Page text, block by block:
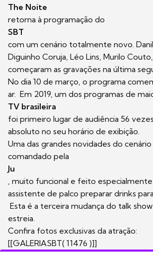
The Noite
retorna à programação do
SBT
com um cenário totalmente novo.
Diguinho Coruja, Léo Lins, Murilo
começaram as gravações na última
No dia 10 de março, o programa
ar. Em 2019, um dos programas de
TV brasileira
foi primeiro lugar de audiência 56
absoluto no seu horário de exibição.
Uma das grandes novidades do
comandado pela
Ju
, muito funcional e feito especialmente
assistente de palco preparar drinks
Esta é a terceira mudança do talk
estreia.
Confira fotos exclusivas da atração:
[[GALERIASBT( 11476 )]]